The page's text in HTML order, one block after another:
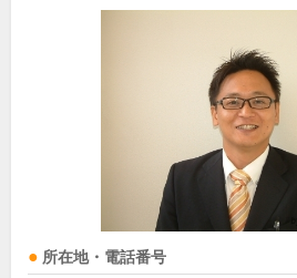
所在地・電話番号